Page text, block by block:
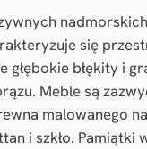
się
błękity i
Meble są
malowanego
i szkło.